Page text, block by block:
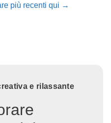
più recenti qui →
e rilassante